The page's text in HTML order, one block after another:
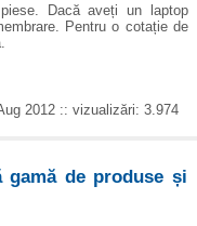
Dacă aveți un laptop
Pentru o cotație de
2012 :: vizualizări: 3.974
gamă de produse și